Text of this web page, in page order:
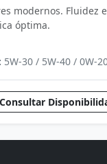
modernos. Fluidez
óptima.
5W-30 / 5W-40 / 0W-
Consultar